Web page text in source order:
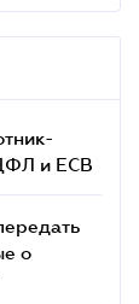
и ЕСВ
о